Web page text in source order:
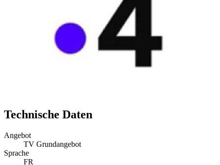
Technische Daten
Angebot
TV Grundangebot
Sprache
FR